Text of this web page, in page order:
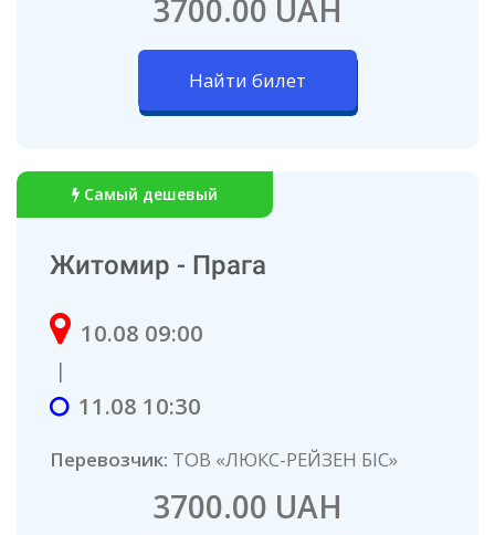
Найти билет
3700.00 UAH
Самый дешевый
Житомир - Прага
10.08 09:00
|
11.08 10:30
Перевозчик: ТОВ «ЛЮКС-РЕЙЗЕН БІС»
3700.00 UAH